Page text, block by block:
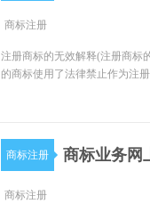
商标注册
注册商标的无效解释(注册商标
的商标使用了法律禁止作为注
商标注册 商标业务网
商标注册